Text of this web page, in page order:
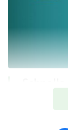
Zuerst die